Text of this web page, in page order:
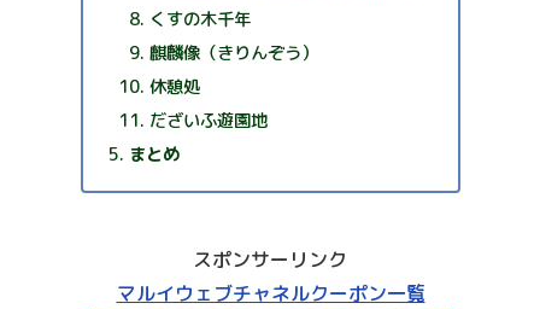
くすの木千年
麒麟像（きりんぞう）
休憩処
だざいふ遊園地
まとめ
スポンサーリンク
マルイウェブチャネルクーポン一覧